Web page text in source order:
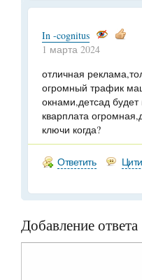
In -cognitus
1 марта 2024
отличная
огромный трафик
окнами,детсад
кварплата
ключи когда?
Ответить
Добавление ответа